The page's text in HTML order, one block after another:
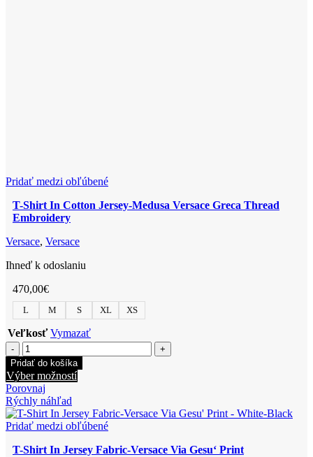
Pridať medzi obľúbené
T-Shirt In Cotton Jersey-Medusa Versace Greca Thread
Embroidery
Versace, Versace
Ihneď k odoslaniu
470,00€
L M S XL XS
Veľkosť Vymazať
množstvo
T-
Shirt
In
Cotton
Jersey-
Medusa
Versace
Greca
Pridať do košíka
Výber možnostíTento
viacero
variantov.
si
Porovnaj
Rýchly náhľad
Pridať medzi obľúbené
T-Shirt In Jersey Fabric-Versace Via Gesu‘ Print